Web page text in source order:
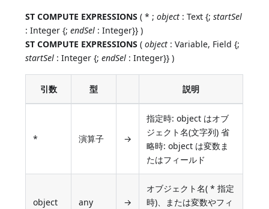
ST COMPUTE EXPRESSIONS ( * ;object : Text {;startSel
: Integer {;endSel : Integer}} )
ST COMPUTE EXPRESSIONS (object : Variable, Field {;
startSel : Integer {;endSel : Integer}} )
引数 型 説明
* 演算子 →
指定時: object はオブ
ジェクト名(文字列) 省
略時: object は変数ま
たはフィールド
object any →
オブジェクト名( * 指定
時)、または変数やフィ